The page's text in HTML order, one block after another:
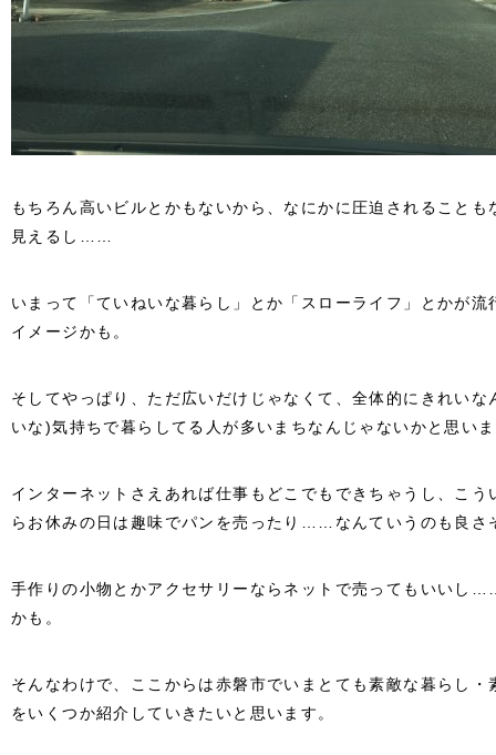
もちろん高いビルとかもないから、なにかに圧迫されること
見えるし……
いまって「ていねいな暮らし」とか「スローライフ」とかが
イメージかも。
そしてやっぱり、ただ広いだけじゃなくて、全体的にきれい
いな)気持ちで暮らしてる人が多いまちなんじゃないかと思い
インターネットさえあれば仕事もどこでもできちゃうし、こ
らお休みの日は趣味でパンを売ったり……なんていうのも良さ
手作りの小物とかアクセサリーならネットで売ってもいいし
かも。
そんなわけで、ここからは赤磐市でいまとても素敵な暮らし
をいくつか紹介していきたいと思います。